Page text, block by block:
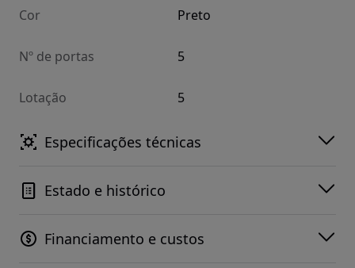
Cor Preto
Nº de portas 5
Lotação 5
Especificações técnicas
Estado e histórico
Financiamento e custos